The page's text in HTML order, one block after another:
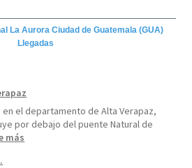
La Aurora Ciudad de Guatemala (GUA)
Llegadas
en el departamento de Alta Verapaz,
por debajo del puente Natural de
más